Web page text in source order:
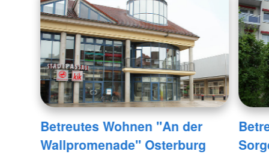
Betreutes Wohnen "An der
Wallpromenade" Osterburg